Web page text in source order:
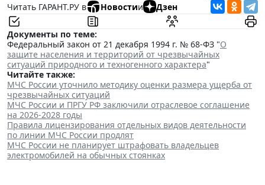
Читать ГАРАНТ.РУ в
Новостии Дзен
Документы по теме:
Федеральный закон от 21 декабря 1994 г. № 68-ФЗ "О
защите населения и территорий от чрезвычайных
ситуаций природного и техногенного характера"
Читайте также:
МЧС России уточнило методику оценки размера ущерба от
чрезвычайных ситуаций
МЧС России и ПРГУ РФ заключили отраслевое соглашение
на 2026-2028 годы
Правила лицензирования отдельных видов деятельности
по линии МЧС России продлят
МЧС России не планирует штрафовать владельцев
электромобилей на обычных стоянках